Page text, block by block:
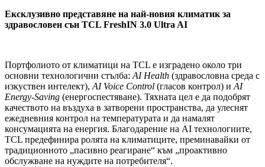
Ексклузивно представяне на най-новия климатик за
здравословен сън TCL FreshIN 3.0 Ultra AI
Портфолиото от климатици на TCL е изградено около три
основни технологични стълба: AI Health (здравословна среда с
изкуствен интелект), AI Voice Control (гласов контрол) и AI
Energy-Saving (енергоспестяване). Тяхната цел е да подобрят
качеството на въздуха в затворени пространства, да улеснят
ежедневния контрол на температурата и да намалят
консумацията на енергия. Благодарение на AI технологиите,
TCL предефинира ролята на климатиците, преминавайки от
традиционното „пасивно реагиране“ към „проактивно
обслужване на нуждите на потребителя“.